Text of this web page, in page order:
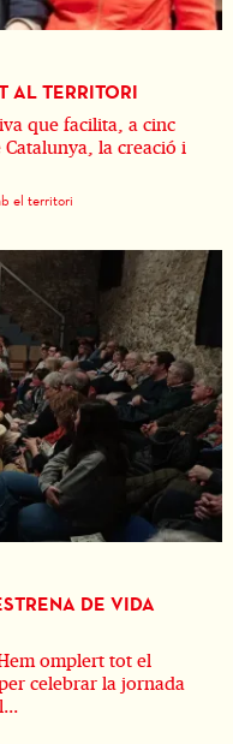
AL TERRITORI
que facilita, a cinc
la creació i
el territori
DE VIDA
omplert tot el
celebrar la jornada